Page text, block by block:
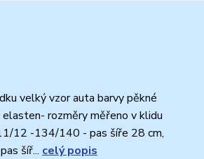
velký vzor auta barvy pěkné
rozměry měřeno v klidu
12 -134/140 - pas šíře 28 cm,
šíř... celý popis